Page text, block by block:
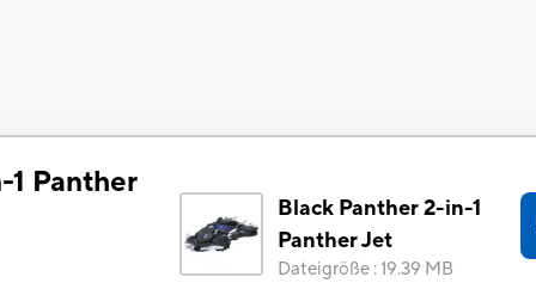
Panther
Black Panther 2-in-1
Panther Jet
Dateigröße :19.39 MB